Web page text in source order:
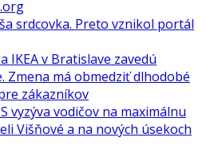
srdcovka. Preto vznikol portál
IKEA v Bratislave zavedú
Zmena má obmedziť dlhodobé
zákazníkov
vyzýva vodičov na maximálnu
Višňové a na nových úsekoch